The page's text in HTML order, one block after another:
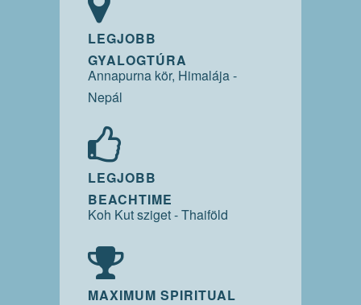
LEGJOBB
GYALOGTÚRA
Annapurna kör, Himalája -
Nepál
LEGJOBB
BEACHTIME
Koh Kut sziget - Thaiföld
MAXIMUM SPIRITUAL